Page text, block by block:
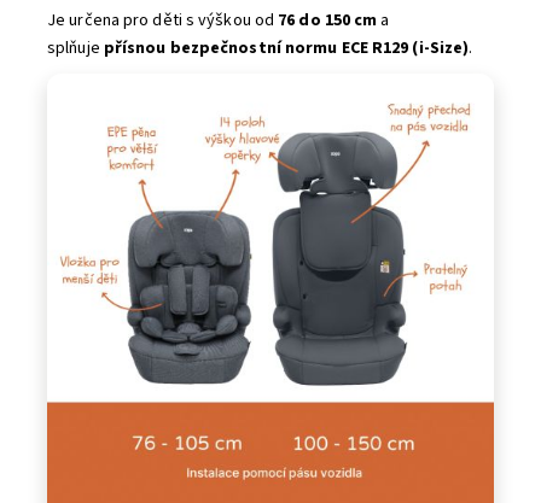
Je určena pro děti s výškou od 76 do 150 cm a
splňuje přísnou bezpečnostní normu ECE R129 (i-Size).